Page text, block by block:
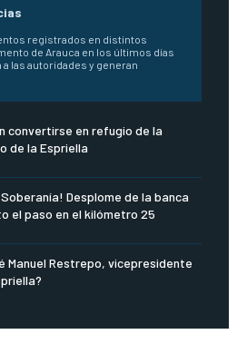
registrados en distintos
de Arauca en los últimos días
las autoridades y generan
convertirse en refugio de la
de la Espriella
Desplome de la banca
el paso en el kilómetro 25
Manuel Restrepo, vicepresidente